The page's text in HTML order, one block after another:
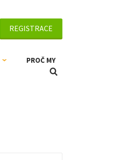
REGISTRACE
PROČ MY